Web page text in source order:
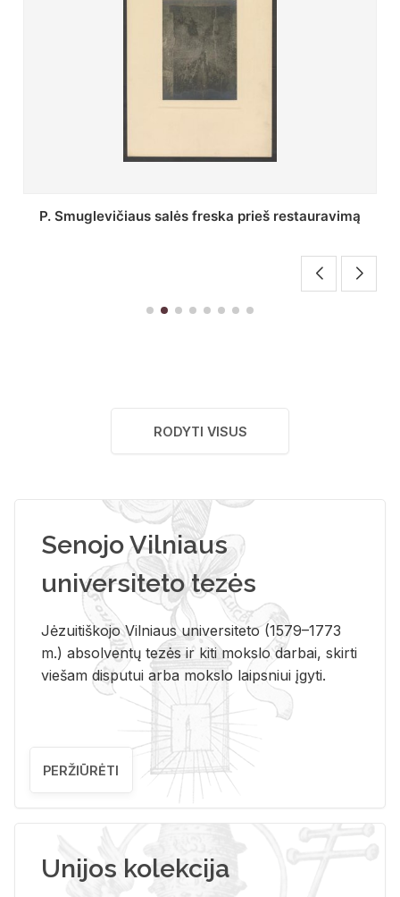
Stepono Batoro universiteto bibliotekos Profesorių
RODYTI VISUS
Senojo Vilniaus
universiteto tezės
Jėzuitiškojo Vilniaus universiteto (1579–1773
m.) absolventų tezės ir kiti mokslo darbai, skirti
viešam disputui arba mokslo laipsniui įgyti.
PERŽIŪRĖTI
Unijos kolekcija